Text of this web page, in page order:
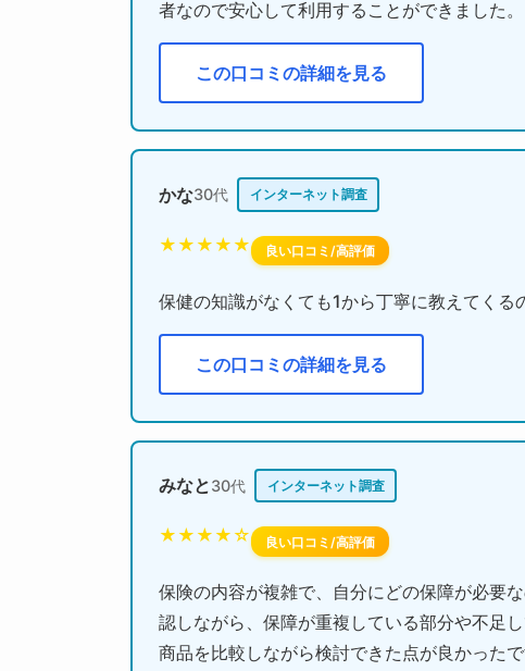
者なので安心して利用することができました
この口コミの詳細を見る
かな30代 インターネット調査
★★★★★ 良い口コミ/高評価
保健の知識がなくても1から丁寧に教えてく
この口コミの詳細を見る
みなと30代 インターネット調査
★★★★☆ 良い口コミ/高評価
保険の内容が複雑で、自分にどの保障が必要
認しながら、保障が重複している部分や不足
商品を比較しながら検討できた点が良かった